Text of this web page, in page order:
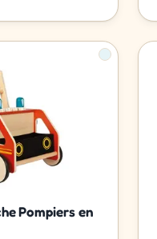
Pompiers en